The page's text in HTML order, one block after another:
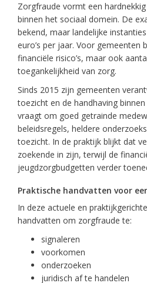
Zorgfraude vormt een
binnen het sociaal domein. De
bekend, maar landelijke
euro’s per jaar. Voor gemeenten
financiële risico’s, maar ook
toegankelijkheid van zorg.
Sinds 2015 zijn gemeenten
toezicht en de handhaving
vraagt om goed getrainde
beleidsregels, heldere
toezicht. In de praktijk blijkt dat
zoekende in zijn, terwijl de
jeugdzorgbudgetten verder
Praktische handvatten voor
In deze actuele en
handvatten om zorgfraude te:
signaleren
voorkomen
onderzoeken
juridisch af te handelen